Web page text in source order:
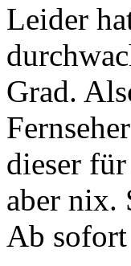
Leider
Grad.
dieser
aber nix.
Ab sofort